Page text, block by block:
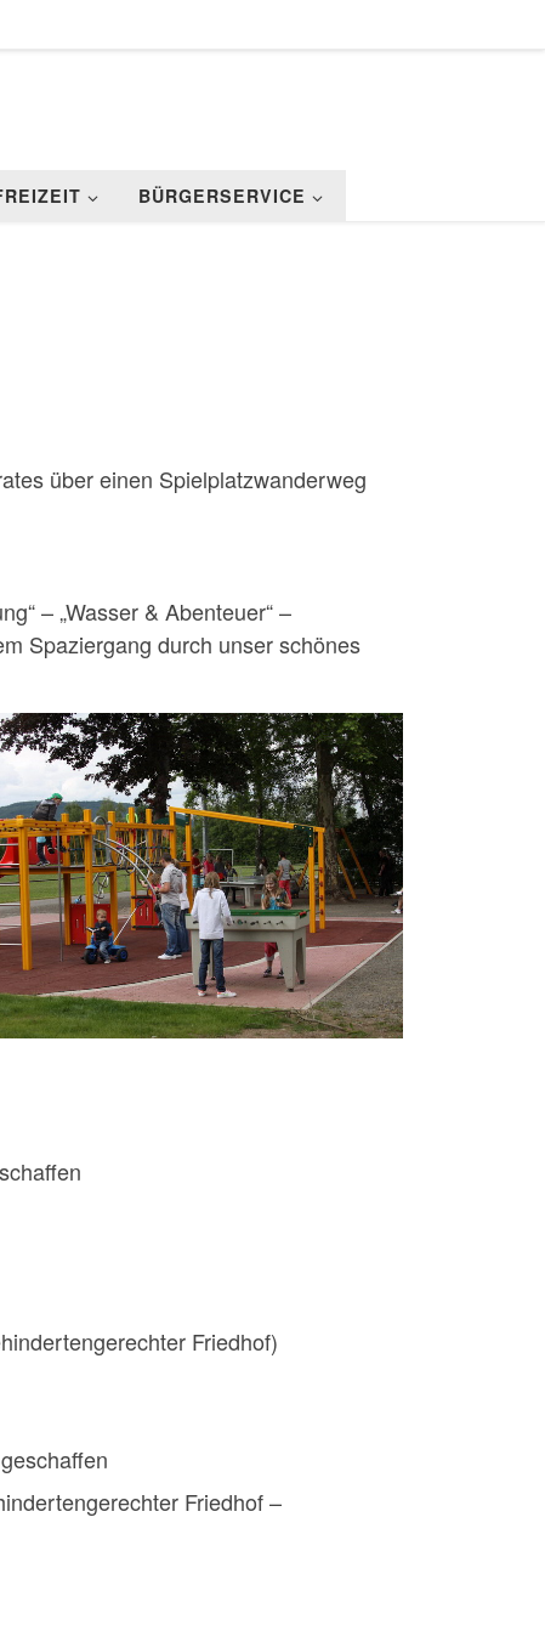
BÜRGERSERVICE
über einen Spielplatzwanderweg
– „Wasser & Abenteuer“ –
Spaziergang durch unser schönes
Friedhof)
Friedhof –